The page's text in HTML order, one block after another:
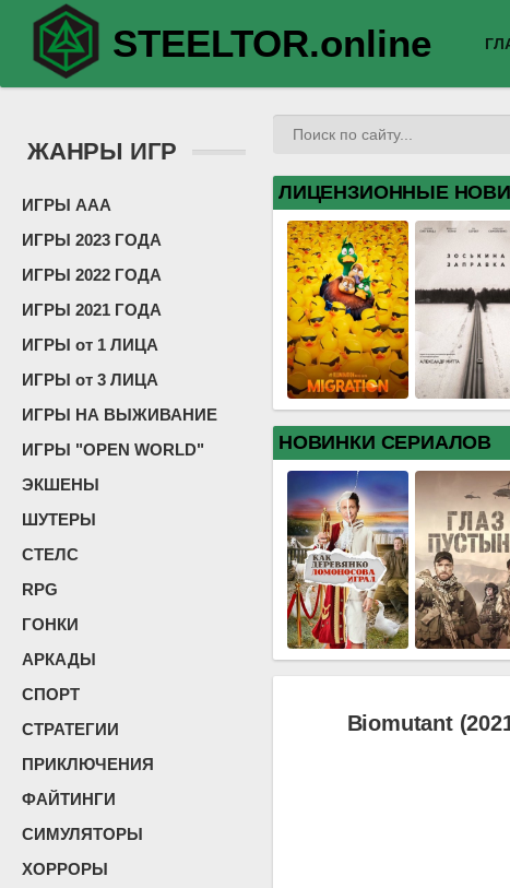
STEELTOR.online
ЖАНРЫ ИГР
ИГРЫ ААА
ИГРЫ 2023 ГОДА
ИГРЫ 2022 ГОДА
ИГРЫ 2021 ГОДА
ИГРЫ от 1 ЛИЦА
ИГРЫ от 3 ЛИЦА
ИГРЫ НА ВЫЖИВАНИЕ
ИГРЫ "OPEN WORLD"
ЭКШЕНЫ
ШУТЕРЫ
СТЕЛС
RPG
ГОНКИ
АРКАДЫ
СПОРТ
СТРАТЕГИИ
ПРИКЛЮЧЕНИЯ
ФАЙТИНГИ
СИМУЛЯТОРЫ
ХОРРОРЫ
ЛИЦЕНЗИОННЫЕ
НОВИНКИ СЕРИАЛОВ
Biomutant